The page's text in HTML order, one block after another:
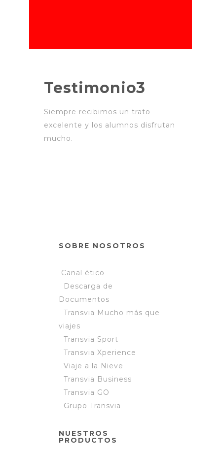
Testimonio3
Siempre recibimos un trato
excelente y los alumnos disfrutan
mucho.
SOBRE NOSOTROS
Canal ético
Descarga de
Documentos
Transvia Mucho más que
viajes
Transvia Sport
Transvia Xperience
Viaje a la Nieve
Transvia Business
Transvia GO
Grupo Transvia
NUESTROS
PRODUCTOS